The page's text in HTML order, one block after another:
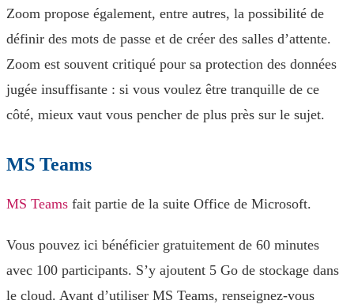
Zoom propose également, entre autres, la possibilité de
définir des mots de passe et de créer des salles d’attente.
Zoom est souvent critiqué pour sa protection des données
jugée insuffisante : si vous voulez être tranquille de ce
côté, mieux vaut vous pencher de plus près sur le sujet.
MS Teams
MS Teams fait partie de la suite Office de Microsoft.
Vous pouvez ici bénéficier gratuitement de 60 minutes
avec 100 participants. S’y ajoutent 5 Go de stockage dans
le cloud. Avant d’utiliser MS Teams, renseignez-vous